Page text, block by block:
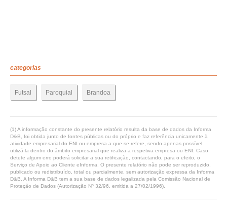
categorias
Futsal Paroquial Brandoa
(1) A informação constante do presente relatório resulta da base de dados da Informa
D&B, foi obtida junto de fontes públicas ou do próprio e faz referência unicamente à
atividade empresarial do ENI ou empresa a que se refere, sendo apenas possível
utilizá-la dentro do âmbito empresarial que realiza a respetiva empresa ou ENI. Caso
detete algum erro poderá solicitar a sua retificação, contactando, para o efeito, o
Serviço de Apoio ao Cliente eInforma. O presente relatório não pode ser reproduzido,
publicado ou redistribuído, total ou parcialmente, sem autorização expressa da Informa
D&B. A Informa D&B tem a sua base de dados legalizada pela Comissão Nacional de
Proteção de Dados (Autorização Nº 32/96, emitida a 27/02/1996).